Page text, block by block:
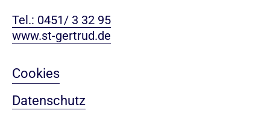
Tel.: 0451/ 3 32 95
www.st-gertrud.de
Cookies
Datenschutz